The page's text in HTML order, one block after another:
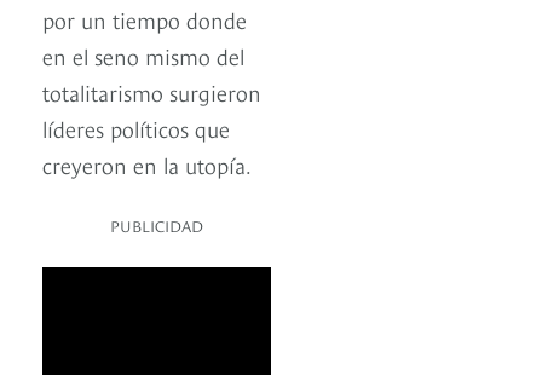
por un tiempo donde
en el seno mismo del
totalitarismo surgieron
líderes políticos que
creyeron en la utopía.
PUBLICIDAD